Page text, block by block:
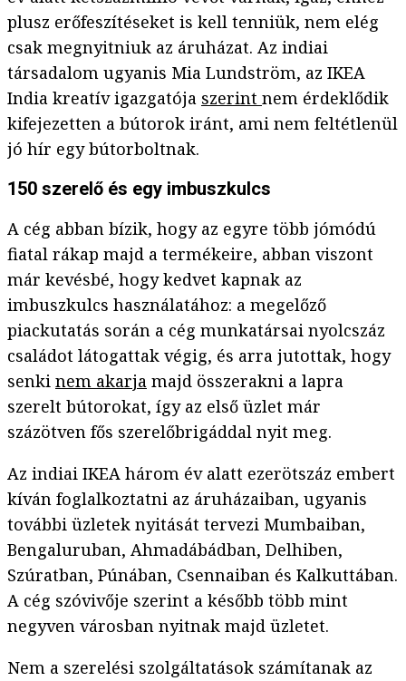
plusz erőfeszítéseket is kell tenniük, nem elég
csak megnyitniuk az áruházat. Az indiai
társadalom ugyanis Mia Lundström, az IKEA
India kreatív igazgatója szerint nem érdeklődik
kifejezetten a bútorok iránt, ami nem feltétlenül
jó hír egy bútorboltnak.
150 szerelő és egy imbuszkulcs
A cég abban bízik, hogy az egyre több jómódú
fiatal rákap majd a termékeire, abban viszont
már kevésbé, hogy kedvet kapnak az
imbuszkulcs használatához: a megelőző
piackutatás során a cég munkatársai nyolcszáz
családot látogattak végig, és arra jutottak, hogy
senki nem akarja majd összerakni a lapra
szerelt bútorokat, így az első üzlet már
százötven fős szerelőbrigáddal nyit meg.
Az indiai IKEA három év alatt ezerötszáz embert
kíván foglalkoztatni az áruházaiban, ugyanis
további üzletek nyitását tervezi Mumbaiban,
Bengaluruban, Ahmadábádban, Delhiben,
Szúratban, Púnában, Csennaiban és Kalkuttában.
A cég szóvivője szerint a később több mint
negyven városban nyitnak majd üzletet.
Nem a szerelési szolgáltatások számítanak az